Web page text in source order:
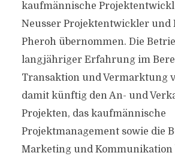
kaufmännische
Neusser Projektentwickler und
Pheroh übernommen. Die
langjähriger Erfahrung im
Transaktion und Vermarktung
damit künftig den An- und
Projekten, das kaufmännische
Projektmanagement sowie die
Marketing und Kommunikation